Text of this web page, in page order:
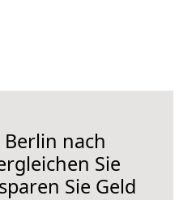
nach
Sie
Sie Geld